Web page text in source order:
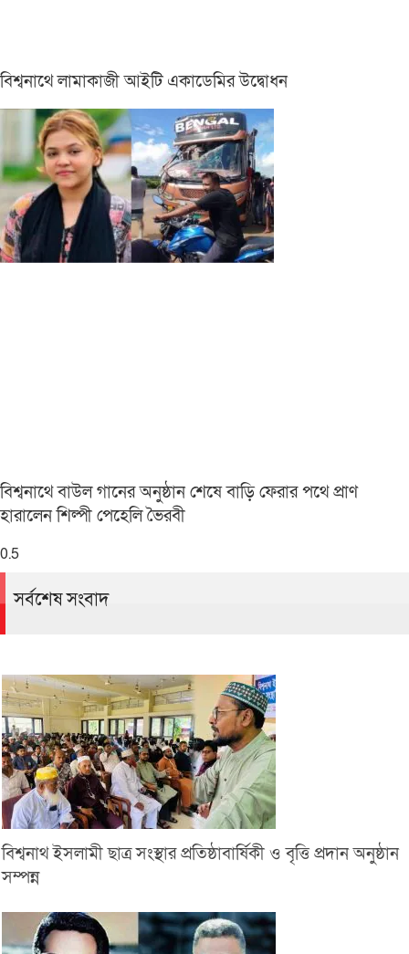
বিশ্বনাথে লামাকাজী আইটি একাডেমির উদ্বোধন
বিশ্বনাথে বাউল গানের অনুষ্ঠান শেষে বাড়ি ফেরার পথে প্রাণ
হারালেন শিল্পী পেহেলি ভৈরবী
সর্বশেষ সংবাদ
বিশ্বনাথ ইসলামী ছাত্র সংস্থার প্রতিষ্ঠাবার্ষিকী ও বৃত্তি প্রদান অনুষ্ঠান
সম্পন্ন